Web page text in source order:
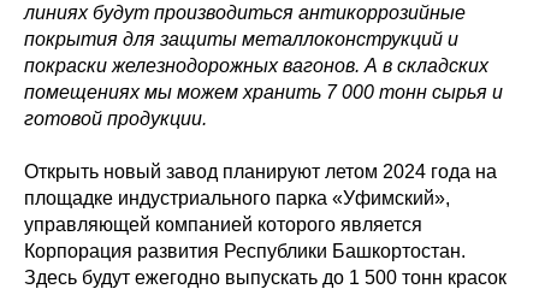
линиях будут производиться антикоррозийные
покрытия для защиты металлоконструкций и
покраски железнодорожных вагонов. А в складских
помещениях мы можем хранить 7 000 тонн сырья и
готовой продукции.
Открыть новый завод планируют летом 2024 года на
площадке индустриального парка «Уфимский»,
управляющей компанией которого является
Корпорация развития Республики Башкортостан.
Здесь будут ежегодно выпускать до 1 500 тонн красок